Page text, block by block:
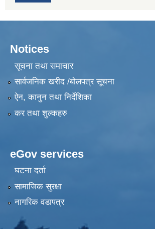
Notices
सूचना तथा समाचार
सार्वजनिक खरीद /बोलपत्र सूचना
ऐन, कानुन तथा निर्देशिका
कर तथा शुल्कहरु
eGov services
घटना दर्ता
सामाजिक सुरक्षा
नागरिक वडापत्र